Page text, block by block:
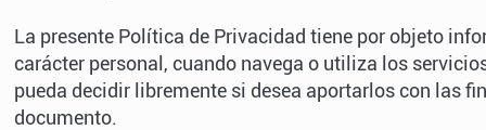
La presente Política de Privacidad tiene por objeto
carácter personal, cuando navega o utiliza los
pueda decidir libremente si desea aportarlos con las
documento.